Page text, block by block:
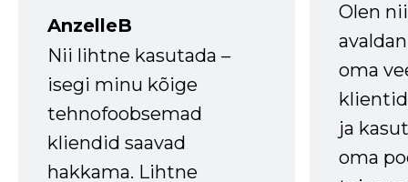
AnzelleB
Nii lihtne kasutada –
isegi minu kõige
tehnofoobsemad
kliendid saavad
hakkama. Lihtne
Olen
oma
ja
oma